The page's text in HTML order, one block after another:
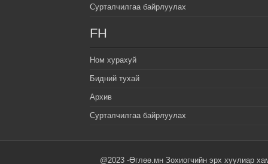
Сурталчилгаа байрлуулах
FH
Ном хурахуй
Бидний тухай
Архив
Сурталчилгаа байрлуулах
@2023 -Өглөө.мн Зохиогчийн эрх хуулиар